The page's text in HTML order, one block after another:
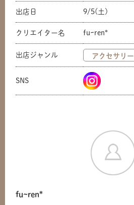
出店日 9/5(土)
クリエイター名 fu~ren*
出店ジャンル アクセサリー
SNS
fu~ren*